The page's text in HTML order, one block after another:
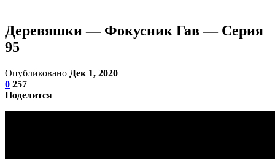
Деревяшки — Фокусник Гав — Серия
95
Опубликовано Дек 1, 2020
0 257
Поделится